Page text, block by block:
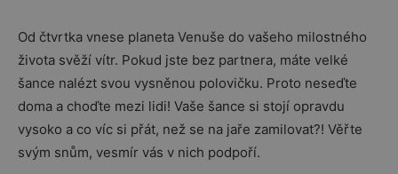
Od čtvrtka vnese planeta Venuše do vašeho milostného
života svěží vítr. Pokud jste bez partnera, máte velké
šance nalézt svou vysněnou polovičku. Proto neseďte
doma a choďte mezi lidi! Vaše šance si stojí opravdu
vysoko a co víc si přát, než se na jaře zamilovat?! Věřte
svým snům, vesmír vás v nich podpoří.